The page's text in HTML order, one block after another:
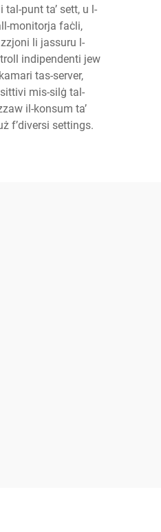
punt ta’ sett, u l-
monitorja faċli,
li jassuru l-
indipendenti jew
tas-server,
mis-silġ tal-
il-konsum ta’
f’diversi settings.